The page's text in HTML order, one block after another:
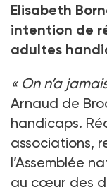
Elisabeth
intention de
adultes
« On n’a
Arnaud de
handicaps.
associations,
l’Assemblée
au cœur des